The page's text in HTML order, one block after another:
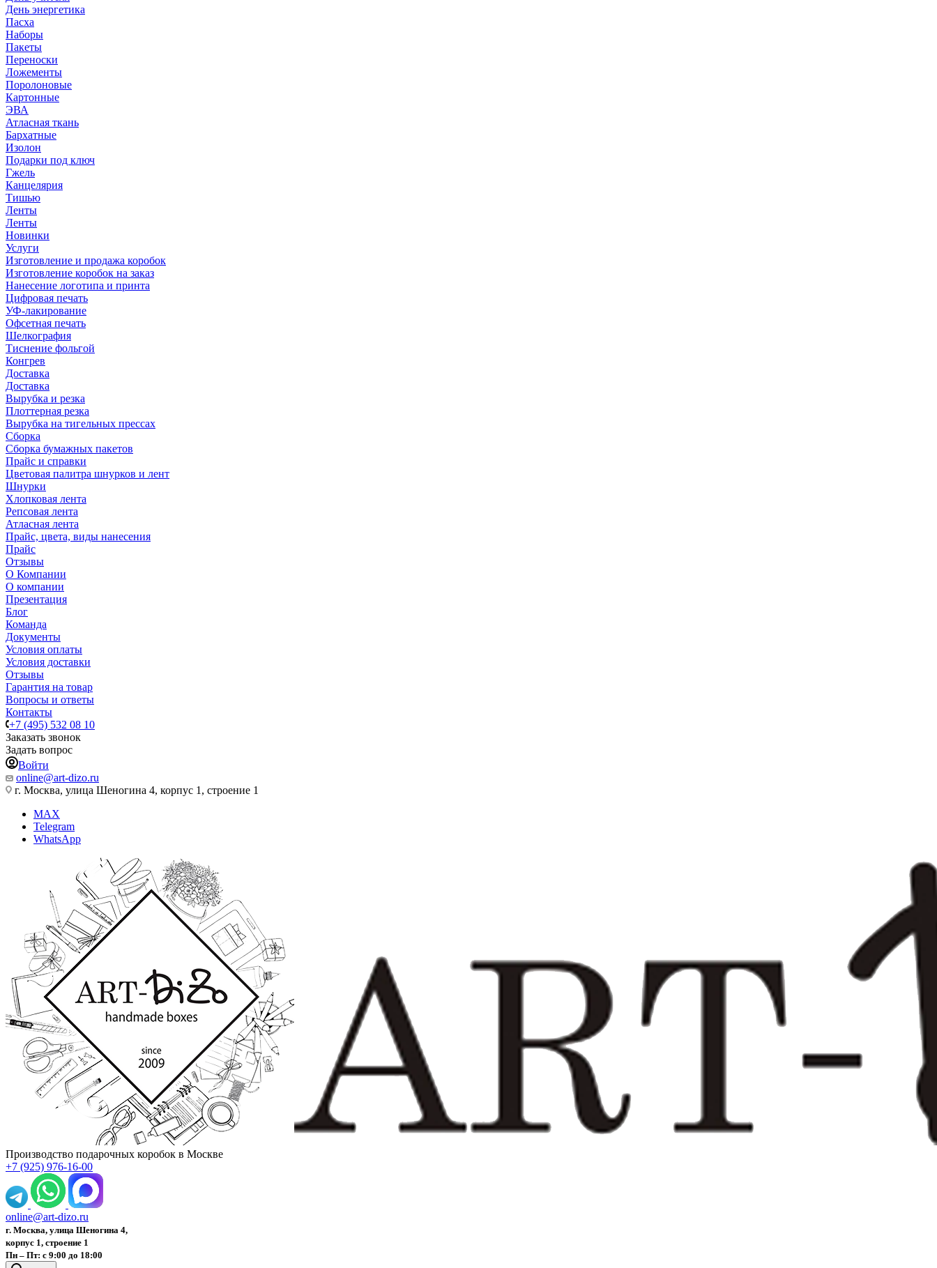
День энергетика
Пасха
Наборы
Пакеты
Переноски
Ложементы
Поролоновые
Картонные
ЭВА
Атласная ткань
Бархатные
Изолон
Подарки под ключ
Гжель
Канцелярия
Тишью
Ленты
Ленты
Новинки
Услуги
Изготовление и продажа коробок
Изготовление коробок на заказ
Нанесение логотипа и принта
Цифровая печать
УФ-лакирование
Офсетная печать
Шелкография
Тиснение фольгой
Конгрев
Доставка
Доставка
Вырубка и резка
Плоттерная резка
Вырубка на тигельных прессах
Сборка
Сборка бумажных пакетов
Прайс и справки
Цветовая палитра шнурков и лент
Шнурки
Хлопковая лента
Репсовая лента
Атласная лента
Прайс, цвета, виды нанесения
Прайс
Отзывы
О Компании
О компании
Презентация
Блог
Команда
Документы
Условия оплаты
Условия доставки
Отзывы
Гарантия на товар
Вопросы и ответы
Контакты
+7 (495) 532 08 10
Заказать звонок
Задать вопрос
Войти
online@art-dizo.ru
г. Москва, улица Шеногина 4, корпус 1, строение 1
MAX
Telegram
WhatsApp
Производство подарочных коробок в Москве
+7 (925) 976-16-00
online@art-dizo.ru
г. Москва, улица Шеногина 4,
корпус 1, строение 1
Пн – Пт: с 9:00 до 18:00